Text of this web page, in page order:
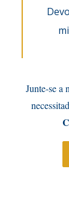
Junte-se a